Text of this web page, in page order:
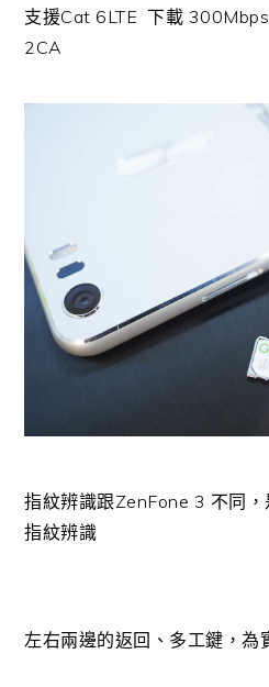
支援Cat 6LTE 下載
2CA
指紋辨識跟ZenFone 3 不同
指紋辨識
左右兩邊的返回、多工鍵，為